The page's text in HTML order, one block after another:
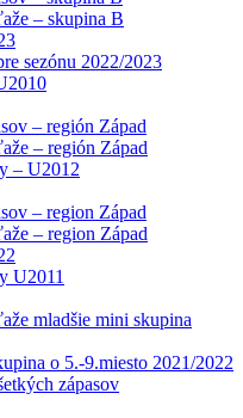
– skupina B
sezónu 2022/2023
– región Západ
– región Západ
– U2012
– region Západ
– region Západ
U2011
mladšie mini skupina
o 5.-9.miesto 2021/2022
zápasov